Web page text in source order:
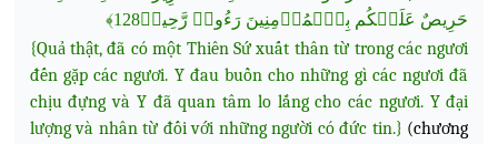
حَرِيصٌ عَلَيۡكُم بِٱلۡمُؤۡمِنِينَ رَءُوفٞ رَّحِيمٞ128﴾
{Quả thật, đã có một Thiên Sứ xuất thân từ trong các ngươi
đến gặp các ngươi. Y đau buồn cho những gì các ngươi đã
chịu đựng và Y đã quan tâm lo lắng cho các ngươi. Y đại
lượng và nhân từ đối với những người có đức tin.} (chương